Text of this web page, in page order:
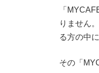
「
りません
る方の中
その「